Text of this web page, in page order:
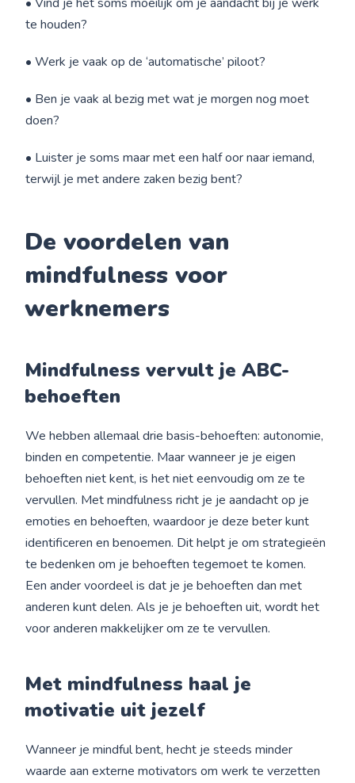
te houden?
• Werk je vaak op de ‘automatische’ piloot?
• Ben je vaak al bezig met wat je morgen nog moet
doen?
• Luister je soms maar met een half oor naar iemand,
terwijl je met andere zaken bezig bent?
De voordelen van
mindfulness voor
werknemers
Mindfulness vervult je ABC-
behoeften
We hebben allemaal drie basis-behoeften: autonomie,
binden en competentie. Maar wanneer je je eigen
behoeften niet kent, is het niet eenvoudig om ze te
vervullen. Met mindfulness richt je je aandacht op je
emoties en behoeften, waardoor je deze beter kunt
identificeren en benoemen. Dit helpt je om strategieën
te bedenken om je behoeften tegemoet te komen.
Een ander voordeel is dat je je behoeften dan met
anderen kunt delen. Als je je behoeften uit, wordt het
voor anderen makkelijker om ze te vervullen.
Met mindfulness haal je
motivatie uit jezelf
Wanneer je mindful bent, hecht je steeds minder
waarde aan externe motivators om werk te verzetten